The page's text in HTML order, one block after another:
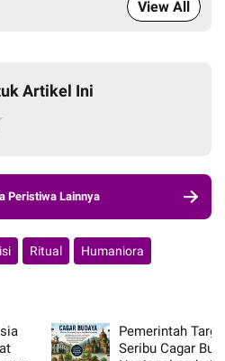
View All
Artikel Ini
Peristiwa Lainnya
Ritual Humaniora
Pemerintah
Seribu Cagar